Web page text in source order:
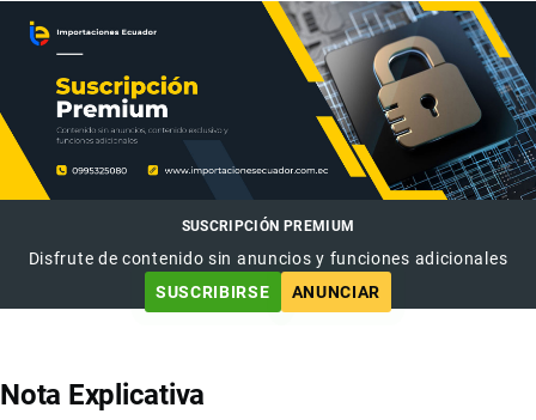
SUSCRIPCIÓN PREMIUM
Disfrute de contenido sin anuncios y funciones adicionales
SUSCRIBIRSE
ANUNCIAR
Nota Explicativa